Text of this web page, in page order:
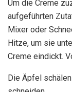
Um die Creme
aufgeführten
Mixer oder
Hitze, um sie
Creme eindickt.
Die Äpfel